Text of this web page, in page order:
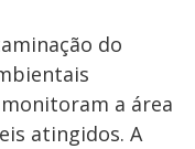
do
a área
atingidos. A